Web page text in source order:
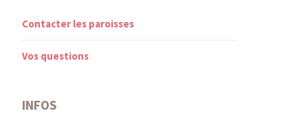
Contacter les paroisses
Vos questions
INFOS